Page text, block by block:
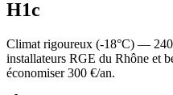
H1c
Climat rigoureux (-18°C) —
installateurs RGE du Rhône et
économiser 300 €/an.